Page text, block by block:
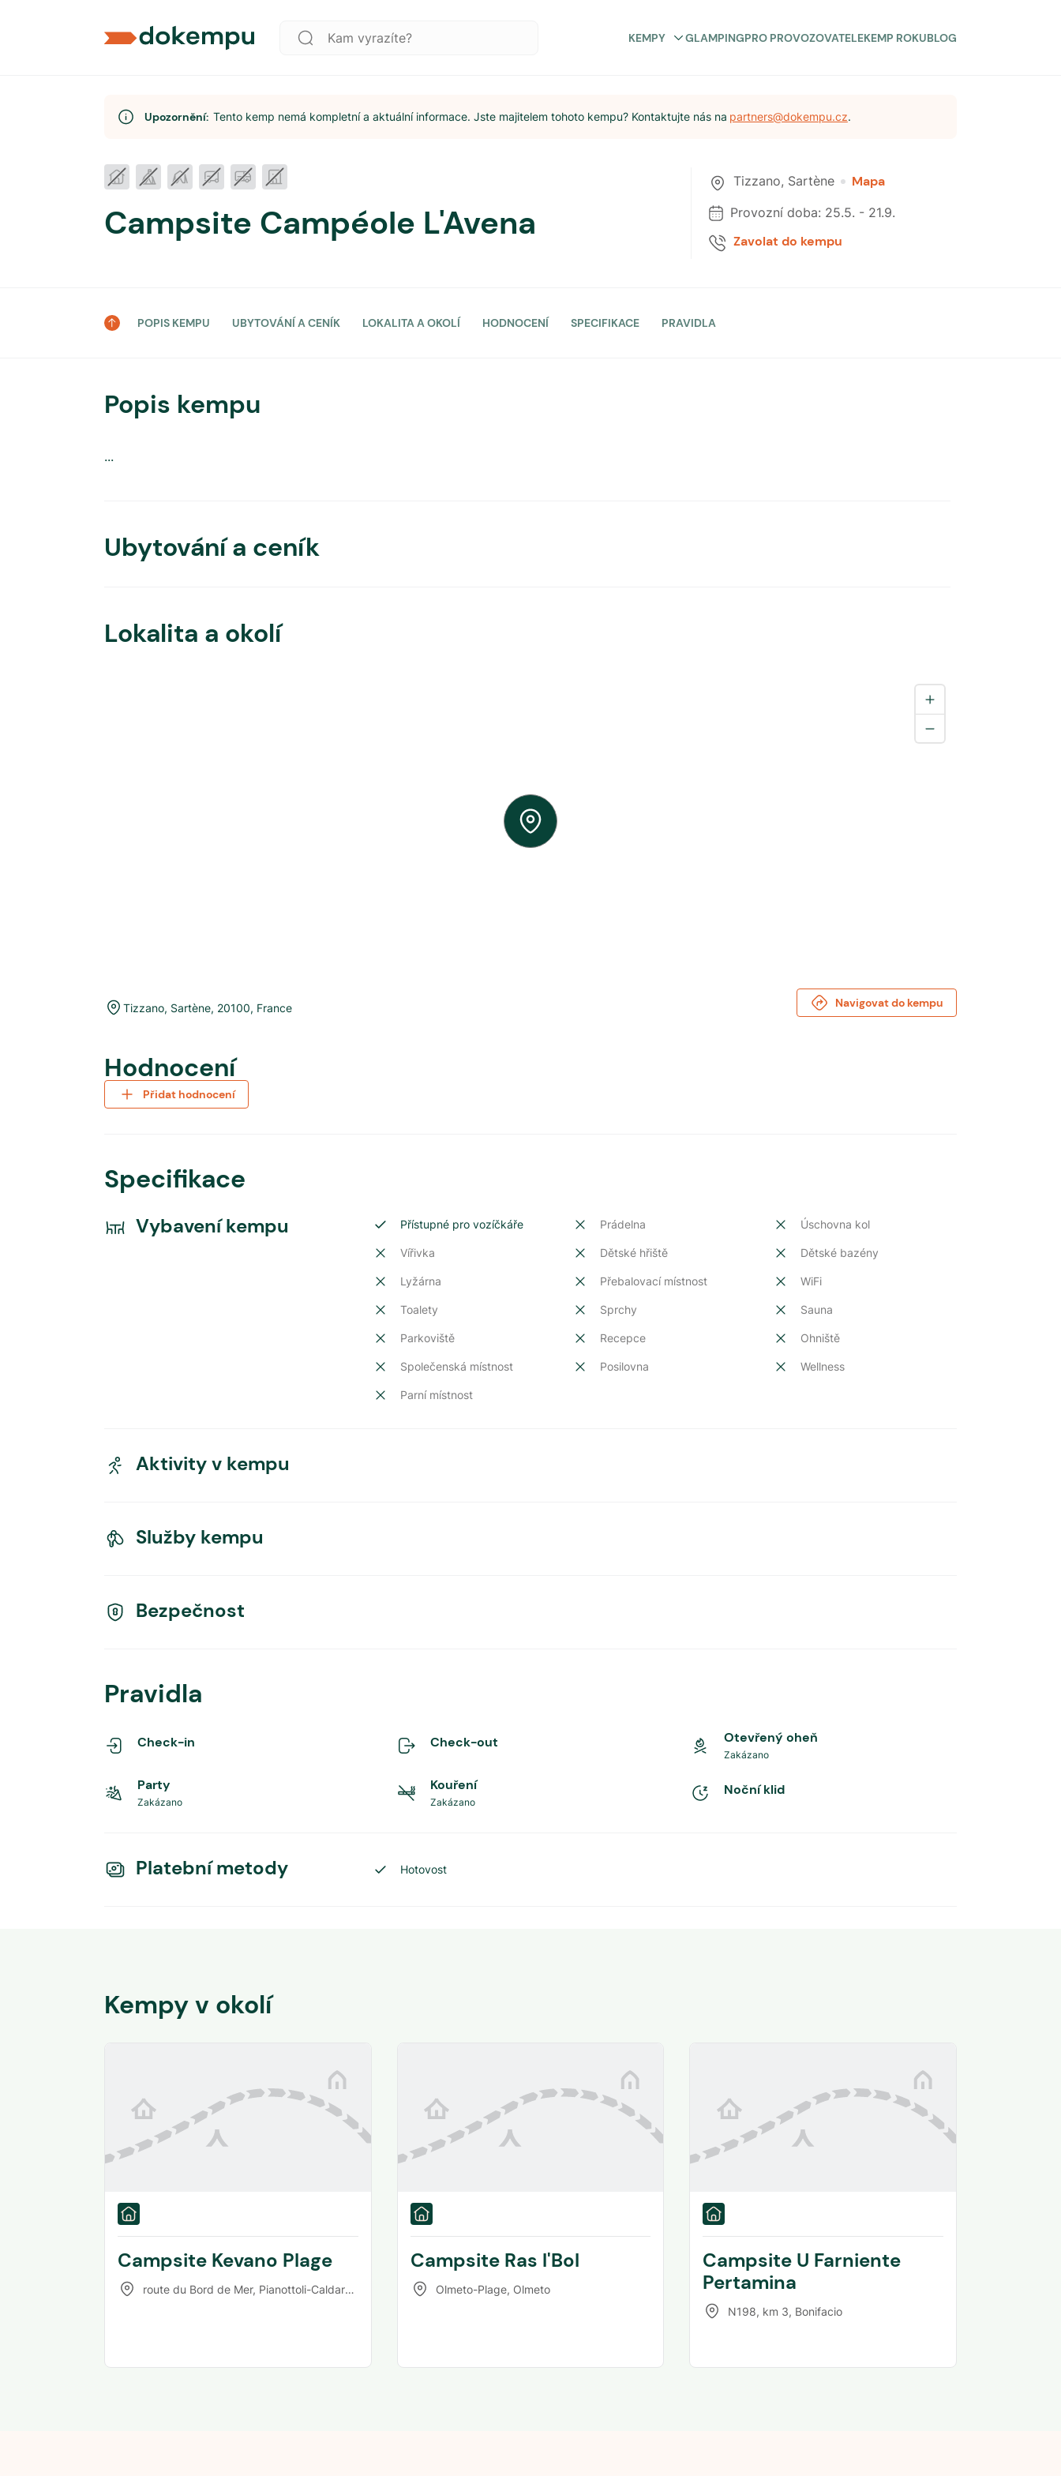
KEMPY GLAMPINGPRO PROVOZOVATELEKEMP ROKUBLOG
Upozornění: Tento kemp nemá kompletní a aktuální informace. Jste majitelem tohoto kempu? Kontaktujte nás na partners@dokempu.cz.
Campsite Campéole L'Avena
Tizzano, Sartène Mapa
Provozní doba: 25.5. - 21.9.
Zavolat do kempu
POPIS KEMPU UBYTOVÁNÍ A CENÍK LOKALITA A OKOLÍ HODNOCENÍ SPECIFIKACE PRAVIDLA
Popis kempu
...
Ubytování a ceník
Lokalita a okolí
Tizzano, Sartène, 20100, France Navigovat do kempu
Hodnocení
Přidat hodnocení
Specifikace
Vybavení kempu Přístupné pro vozíčkáře Prádelna Úschovna kol
Vířivka Dětské hřiště Dětské bazény
Lyžárna Přebalovací místnost WiFi
Toalety Sprchy Sauna
Parkoviště Recepce Ohniště
Společenská místnost Posilovna Wellness
Parní místnost
Aktivity v kempu
Služby kempu
Bezpečnost
Pravidla
Check-in Check-out Otevřený oheň
Zakázano
Party
Zakázano
Kouření
Zakázano
Noční klid
Platební metody Hotovost
Kempy v okolí
Campsite Kevano Plage
route du Bord de Mer, Pianottoli-Caldarello
Campsite Ras l'Bol
Olmeto-Plage, Olmeto
Campsite U Farniente
Pertamina
N198, km 3, Bonifacio